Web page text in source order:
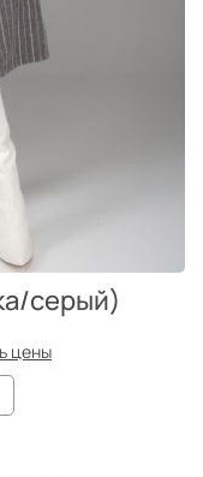
серый)
цены